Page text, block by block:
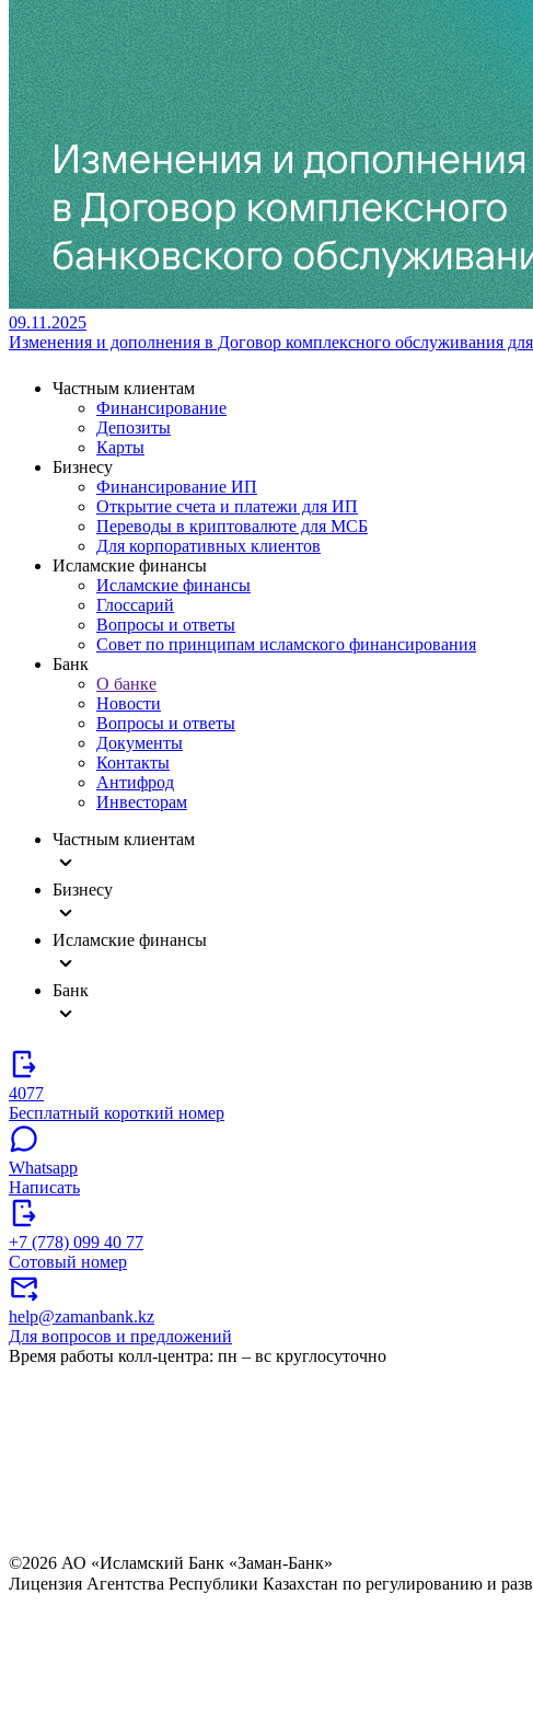
09.11.2025
Изменения и дополнения в Договор комплексного обслуживания
Частным клиентам
Финансирование
Депозиты
Карты
Бизнесу
Финансирование ИП
Открытие счета и платежи для ИП
Переводы в криптовалюте для МСБ
Для корпоративных клиентов
Исламские финансы
Исламские финансы
Глоссарий
Вопросы и ответы
Совет по принципам исламского финансирования
Банк
О банке
Новости
Вопросы и ответы
Документы
Контакты
Антифрод
Инвесторам
Частным клиентам
Бизнесу
Исламские финансы
Банк
4077
Бесплатный короткий номер
Whatsapp
Написать
+7 (778) 099 40 77
Сотовый номер
help@zamanbank.kz
Для вопросов и предложений
Время работы колл-центра: пн – вс круглосуточно
©2026 АО «Исламский Банк «Заман-Банк»
Лицензия Агентства Республики Казахстан по регулированию и